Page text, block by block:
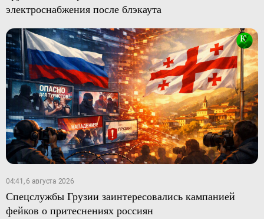
электроснабжения после блэкаута
04:41, 6 августа 2026
Спецслужбы Грузии заинтересовались кампанией
фейков о притеснениях россиян